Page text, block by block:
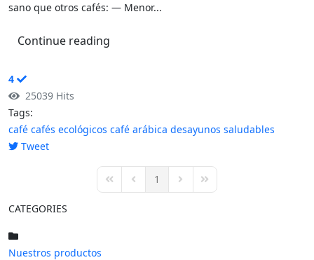
sano que otros cafés: — Menor...
Continue reading
4
25039 Hits
Tags:
café cafés ecológicos café arábica desayunos saludables
Tweet
First PagePrevious Page
1 Next PageLast Page
CATEGORIES
Nuestros productos